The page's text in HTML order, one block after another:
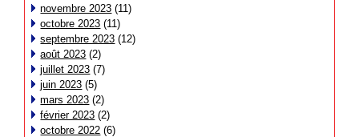
novembre 2023 (11)
octobre 2023 (11)
septembre 2023 (12)
août 2023 (2)
juillet 2023 (7)
juin 2023 (5)
mars 2023 (2)
février 2023 (2)
octobre 2022 (6)